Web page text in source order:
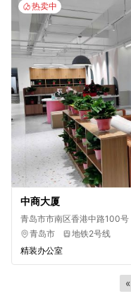
热卖中
中商大厦
青岛市市南区香港中路100号
青岛市
地铁2号线
精装办公室
«